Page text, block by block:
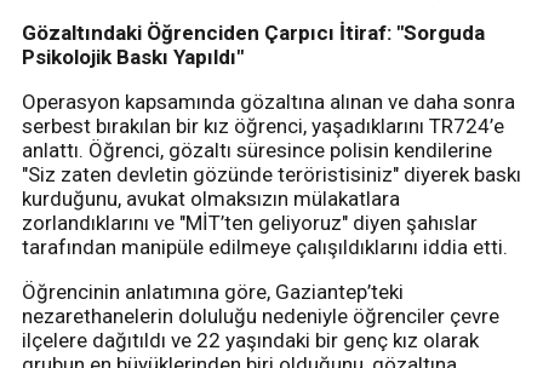
Gözaltındaki Öğrenciden Çarpıcı İtiraf: "Sorguda
Psikolojik Baskı Yapıldı"
Operasyon kapsamında gözaltına alınan ve daha sonra
serbest bırakılan bir kız öğrenci, yaşadıklarını TR724’e
anlattı. Öğrenci, gözaltı süresince polisin kendilerine
"Siz zaten devletin gözünde teröristisiniz" diyerek baskı
kurduğunu, avukat olmaksızın mülakatlara
zorlandıklarını ve "MİT’ten geliyoruz" diyen şahıslar
tarafından manipüle edilmeye çalışıldıklarını iddia etti.
Öğrencinin anlatımına göre, Gaziantep’teki
nezarethanelerin doluluğu nedeniyle öğrenciler çevre
ilçelere dağıtıldı ve 22 yaşındaki bir genç kız olarak